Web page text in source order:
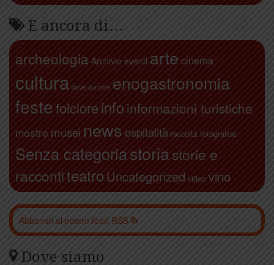
E ancora di…
archeologia Archivio eventi arte cinema
cultura dove dormire enogastronomia
festefolcloreinfo informazioni turistiche
mostre musei news ospitalità raccolta fotografica
Senza categoriastoriastorie e
raccontiteatroUncategorized video vino
Abbonati al nostro feed RSS
Dove siamo